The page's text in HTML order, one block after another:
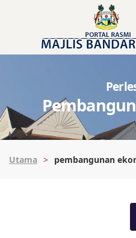
Utama pembangunan